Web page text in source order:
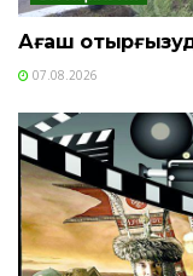
Ағаш
07.08.2026